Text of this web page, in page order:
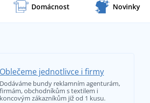
Domácnost Novinky
Oblečeme jednotlivce i firmy
Dodáváme bundy reklamním agenturám,
firmám, obchodníkům s textilem i
koncovým zákazníkům již od 1 kusu.